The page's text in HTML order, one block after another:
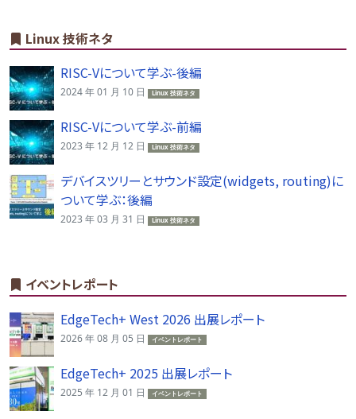
Linux 技術ネタ
RISC-Vについて学ぶ-後編
2024 年 01 月 10 日 Linux 技術ネタ
RISC-Vについて学ぶ-前編
2023 年 12 月 12 日 Linux 技術ネタ
デバイスツリーとサウンド設定(widgets, routing)に
ついて学ぶ：後編
2023 年 03 月 31 日 Linux 技術ネタ
イベントレポート
EdgeTech+ West 2026 出展レポート
2026 年 08 月 05 日 イベントレポート
EdgeTech+ 2025 出展レポート
2025 年 12 月 01 日 イベントレポート